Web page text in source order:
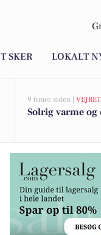
SKER LOKALT
9 timer siden | VEJRET
Solrig varme